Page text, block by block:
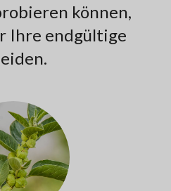
können,
Ihre endgültige